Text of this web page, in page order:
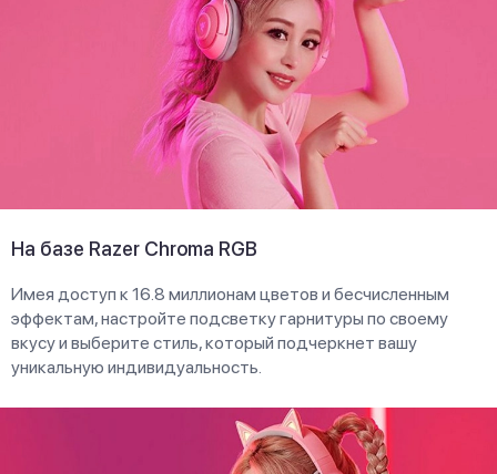
На базе Razer Chroma RGB
Имея доступ к 16.8 миллионам цветов и бесчисленным
эффектам, настройте подсветку гарнитуры по своему
вкусу и выберите стиль, который подчеркнет вашу
уникальную индивидуальность.